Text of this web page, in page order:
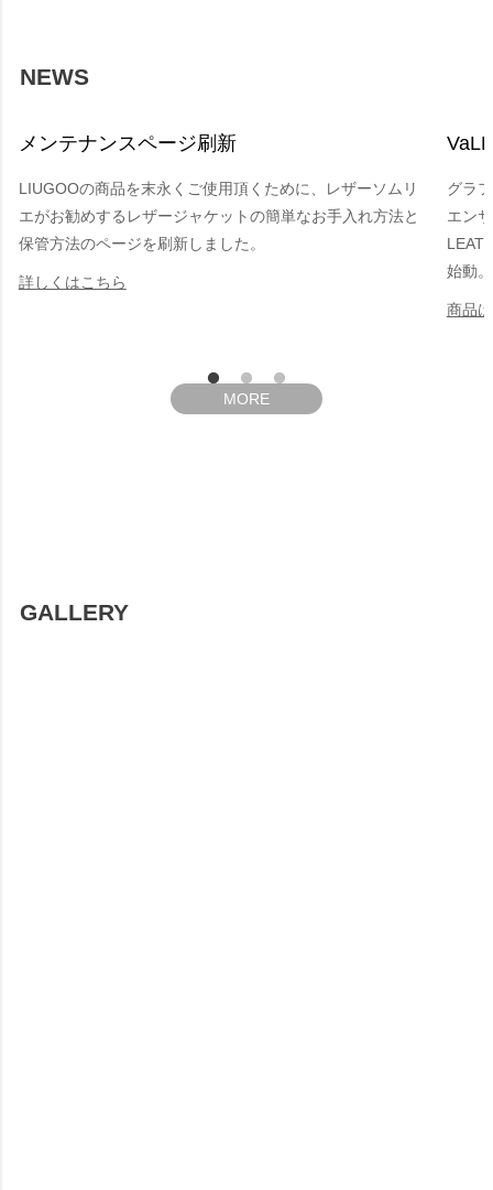
NEWS
メンテナンスページ刷新
LIUGOOの商品を末永くご使用頂くために、レザーソムリ
エがお勧めするレザージャケットの簡単なお手入れ方法と
保管方法のページを刷新しました。
詳しくはこちら
グラ
エン
始動。
商品
MORE
GALLERY